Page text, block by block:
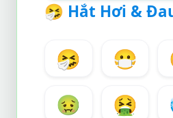
🤧 Hắt Hơi &
🤧 😷
🤢
🤮